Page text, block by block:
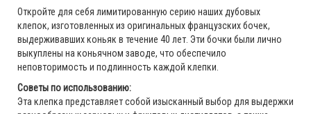
Откройте для себя лимитированную серию наших дубовых
клепок, изготовленных из оригинальных французских бочек,
выдерживавших коньяк в течение 40 лет. Эти бочки были лично
выкуплены на коньячном заводе, что обеспечило
неповторимость и подлинность каждой клепки.
Советы по использованию:
Эта клепка представляет собой изысканный выбор для выдержки